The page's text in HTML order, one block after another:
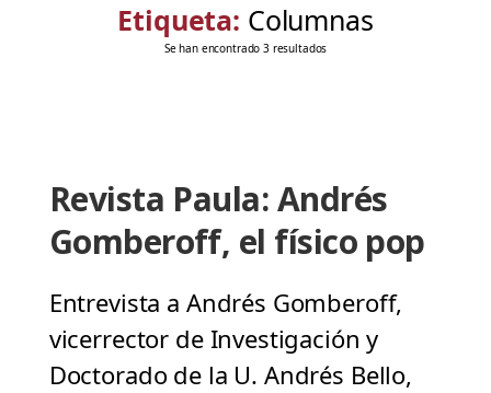
Etiqueta: Columnas
Se han encontrado 3 resultados
Revista Paula: Andrés
Gomberoff, el físico pop
Entrevista a Andrés Gomberoff,
vicerrector de Investigación y
Doctorado de la U. Andrés Bello,